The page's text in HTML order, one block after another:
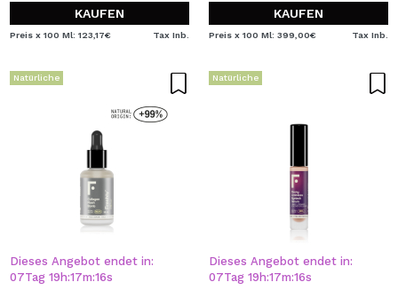
KAUFEN
Preis x 100 Ml: 123,17€ Tax Inb.
KAUFEN
Preis x 100 Ml: 399,00€ Tax Inb.
Natürliche
Dieses Angebot endet in:
07Tag 19 h:17m:16s
Natürliche
Dieses Angebot endet in:
07Tag 19 h:17m:16s